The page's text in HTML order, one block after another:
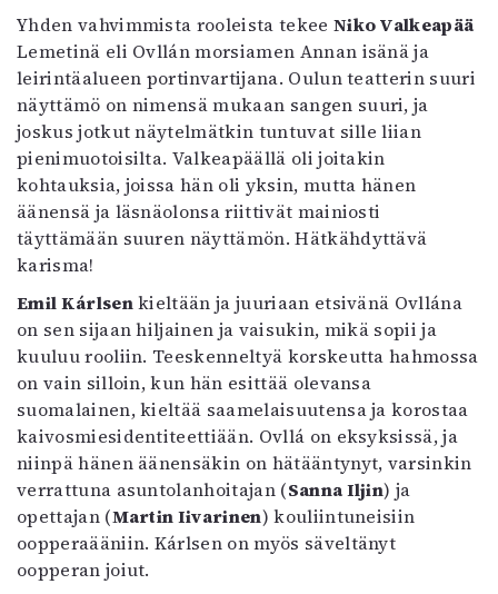
Yhden vahvimmista rooleista tekee Niko Valkeapää
Lemetinä eli Ovllán morsiamen Annan isänä ja
leirintäalueen portinvartijana. Oulun teatterin suuri
näyttämö on nimensä mukaan sangen suuri, ja
joskus jotkut näytelmätkin tuntuvat sille liian
pienimuotoisilta. Valkeapäällä oli joitakin
kohtauksia, joissa hän oli yksin, mutta hänen
äänensä ja läsnäolonsa riittivät mainiosti
täyttämään suuren näyttämön. Hätkähdyttävä
karisma!
Emil Kárlsenkieltään ja juuriaan etsivänä Ovllána
on sen sijaan hiljainen ja vaisukin, mikä sopii ja
kuuluu rooliin. Teeskenneltyä korskeutta hahmossa
on vain silloin, kun hän esittää olevansa
suomalainen, kieltää saamelaisuutensa ja korostaa
kaivosmiesidentiteettiään. Ovllá on eksyksissä, ja
niinpä hänen äänensäkin on hätääntynyt, varsinkin
verrattuna asuntolanhoitajan (Sanna Iljin) ja
opettajan (Martin Iivarinen) kouliintuneisiin
oopperaääniin. Kárlsen on myös säveltänyt
oopperan joiut.